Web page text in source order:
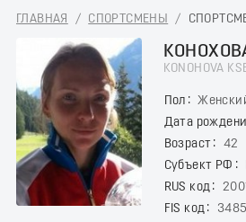
ГЛАВНАЯ / СПОРТСМЕНЫ /
KONOHOVA
Пол
Дата
Возраст
42
Субъект РФ
RUS код
FIS код